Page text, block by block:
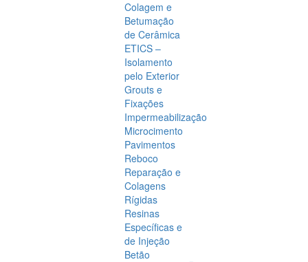
Colagem e
Betumação
de Cerâmica
ETICS –
Isolamento
pelo Exterior
Grouts e
Fixações
Impermeabilização
Microcimento
Pavimentos
Reboco
Reparação e
Colagens
Rígidas
Resinas
Específicas e
de Injeção
Betão